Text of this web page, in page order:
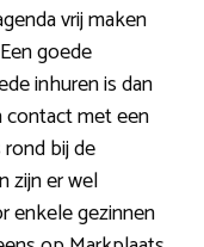
vrij maken
goede
inhuren is dan
contact met een
bij de
zijn er wel
enkele gezinnen